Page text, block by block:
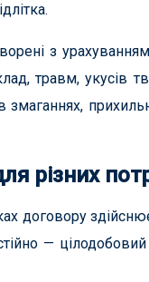
з
травм, укусів
різних
договору
—